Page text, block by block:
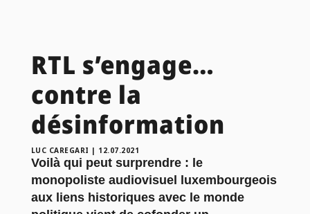
RTL s’engage…
contre la
désinformation
LUC CAREGARI | 12.07.2021
Voilà qui peut surprendre : le
monopoliste audiovisuel luxembourgeois
aux liens historiques avec le monde